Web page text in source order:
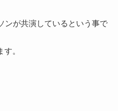
ンが共演しているという事で
。